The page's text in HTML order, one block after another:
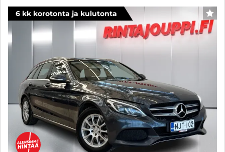
6 kk korotonta ja kulutonta